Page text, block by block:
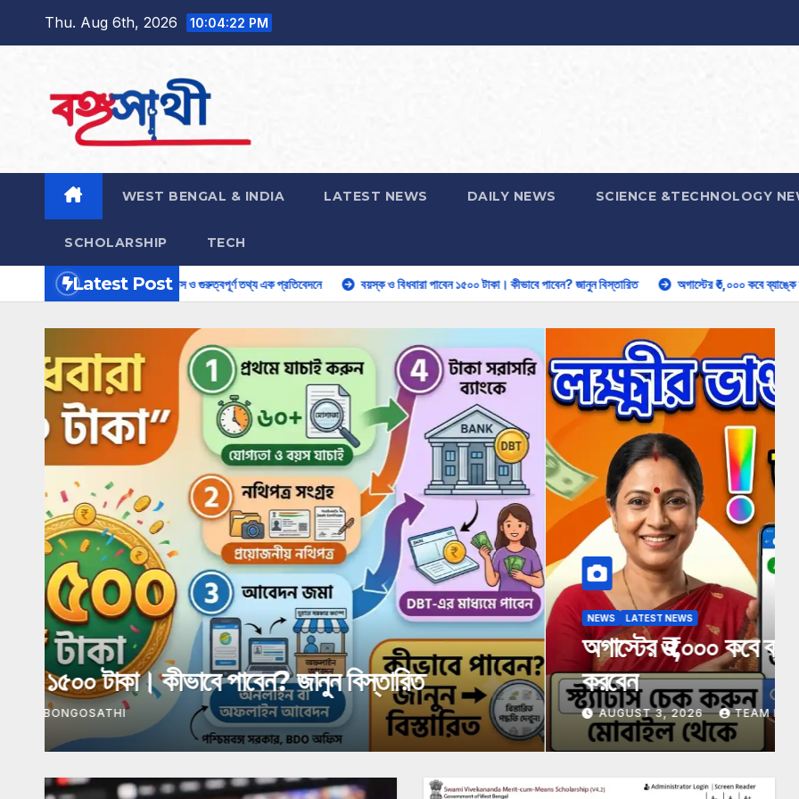
Thu. Aug 6th, 2026 10:04:24 PM
WEST BENGAL & INDIA LATEST NEWS DAILY NEWS SCIENCE &TECHNOLOGY
SCHOLARSHIP TECH
Latest Post
স্ট্যাটাস ও গুরুত্বপূর্ণ তথ্য এক প্রতিবেদনে বয়স্ক ও বিধবারা পাবেন ১৫০০ টাকা। কীভাবে পাবেন? জানুন বিস্তারিত অগাস্টের ₹৩,০০০ কবে ব্যাঙ্কে আসতে পারে? কারা পাবেন,
NEWS LATEST NEWS
অগাস্টের ₹৩,০০০ কবে ব্যাঙ্কে আসতে পারে? কারা পাবেন, কীভাবে স্ট্যাটাস চেক
করবেন
AUGUST 3, 2026 TEAM BONGOSATHI